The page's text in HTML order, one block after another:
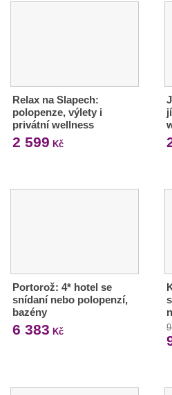
Relax na Slapech:
polopenze, výlety i
privátní wellness
2 599 Kč
Portorož: 4* hotel se
snídaní nebo polopenzí,
bazény
6 383 Kč